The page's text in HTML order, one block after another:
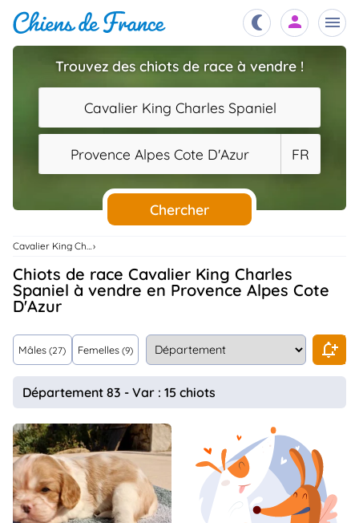
Chiots
Éleveurs
Étalons
Chiens
Services
Assurances
Connexion
Trouvez des chiots de race à vendre !
Cavalier King Charles Spaniel
Provence Alpes Cote D'Azur FR
Chercher
Cavalier King Charles Spaniel
Chiots de race Cavalier King Charles
Spaniel à vendre en Provence Alpes Cote
D'Azur
Mâles (27) Femelles (9)
Département 83 - Var : 15 chiots